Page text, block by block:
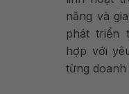
năng và
phát triển
hợp với
từng doanh